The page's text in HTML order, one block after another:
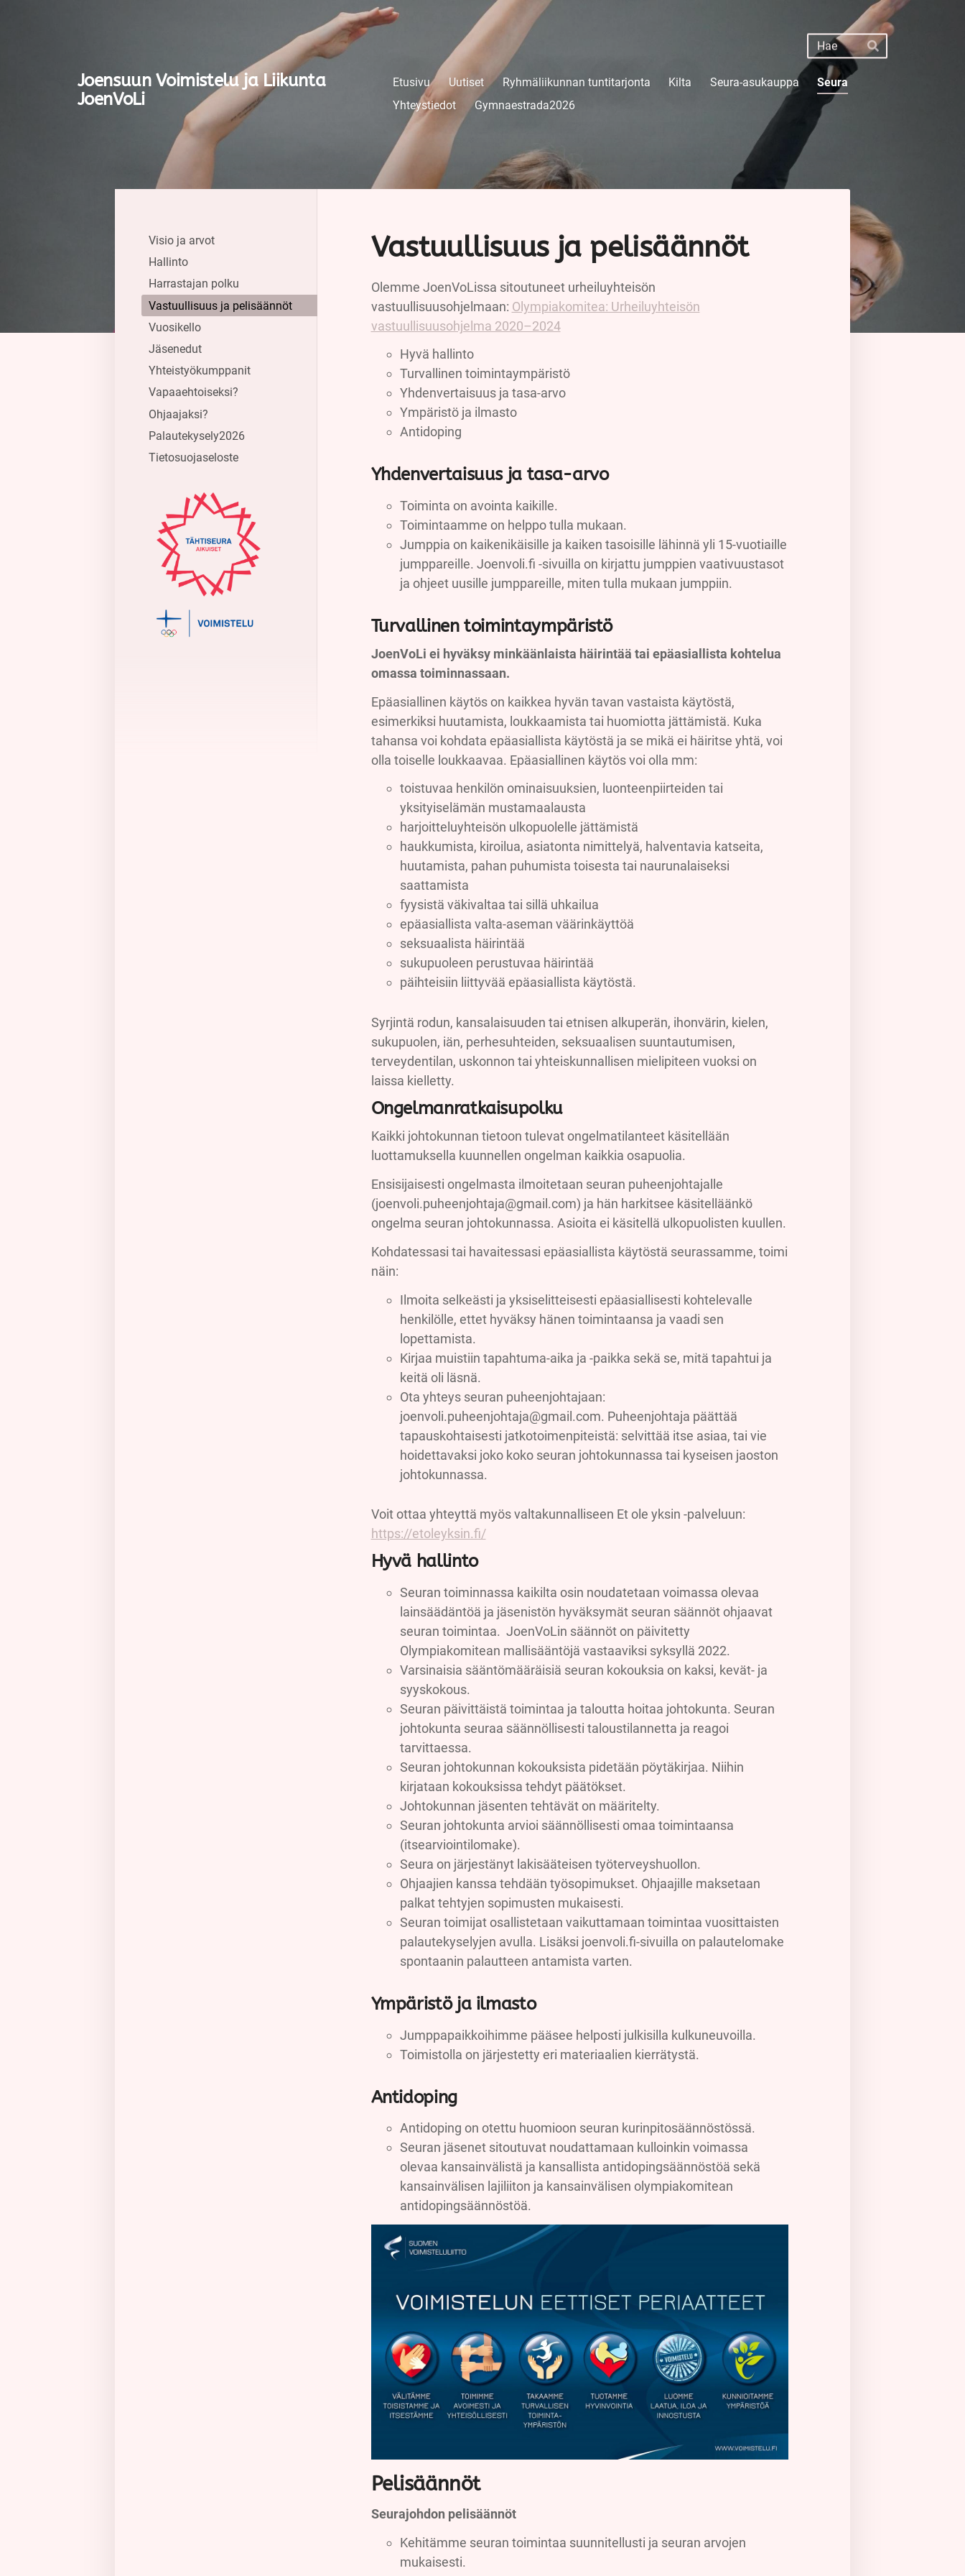
Haku
Hae
Joensuun Voimistelu ja Liikunta
JoenVoLi
Etusivu Uutiset Ryhmäliikunnan tuntitarjonta Kilta Seura-asukauppa
Seura
Yhteystiedot
Gymnaestrada2026
Visio ja arvot
Hallinto
Harrastajan polku
Vastuullisuus ja pelisäännöt
Vuosikello
Jäsenedut
Yhteistyökumppanit
Vapaaehtoiseksi?
Ohjaajaksi?
Palautekysely2026
Tietosuojaseloste
Vastuullisuus ja pelisäännöt
Olemme JoenVoLissa sitoutuneet urheiluyhteisön
vastuullisuusohjelmaan: Olympiakomitea: Urheiluyhteisön
vastuullisuusohjelma 2020–2024
Hyvä hallinto
Turvallinen toimintaympäristö
Yhdenvertaisuus ja tasa-arvo
Ympäristö ja ilmasto
Antidoping
Yhdenvertaisuus ja tasa-arvo
Toiminta on avointa kaikille.
Toimintaamme on helppo tulla mukaan.
Jumppia on kaikenikäisille ja kaiken tasoisille lähinnä yli 15-vuotiaille
jumppareille. Joenvoli.fi -sivuilla on kirjattu jumppien vaativuustasot
ja ohjeet uusille jumppareille, miten tulla mukaan jumppiin.
Turvallinen toimintaympäristö
JoenVoLi ei hyväksy minkäänlaista häirintää tai epäasiallista kohtelua
omassa toiminnassaan.
Epäasiallinen käytös on kaikkea hyvän tavan vastaista käytöstä,
esimerkiksi huutamista, loukkaamista tai huomiotta jättämistä. Kuka
tahansa voi kohdata epäasiallista käytöstä ja se mikä ei häiritse yhtä, voi
olla toiselle loukkaavaa. Epäasiallinen käytös voi olla mm:
toistuvaa henkilön ominaisuuksien, luonteenpiirteiden tai
yksityiselämän mustamaalausta
harjoitteluyhteisön ulkopuolelle jättämistä
haukkumista, kiroilua, asiatonta nimittelyä, halventavia katseita,
huutamista, pahan puhumista toisesta tai naurunalaiseksi
saattamista
fyysistä väkivaltaa tai sillä uhkailua
epäasiallista valta-aseman väärinkäyttöä
seksuaalista häirintää
sukupuoleen perustuvaa häirintää
päihteisiin liittyvää epäasiallista käytöstä.
Syrjintä rodun, kansalaisuuden tai etnisen alkuperän, ihonvärin, kielen,
sukupuolen, iän, perhesuhteiden, seksuaalisen suuntautumisen,
terveydentilan, uskonnon tai yhteiskunnallisen mielipiteen vuoksi on
laissa kielletty.
Ongelmanratkaisupolku
Kaikki johtokunnan tietoon tulevat ongelmatilanteet käsitellään
luottamuksella kuunnellen ongelman kaikkia osapuolia.
Ensisijaisesti ongelmasta ilmoitetaan seuran puheenjohtajalle
(joenvoli.puheenjohtaja@gmail.com) ja hän harkitsee käsitelläänkö
ongelma seuran johtokunnassa. Asioita ei käsitellä ulkopuolisten kuullen.
Kohdatessasi tai havaitessasi epäasiallista käytöstä seurassamme, toimi
näin:
Ilmoita selkeästi ja yksiselitteisesti epäasiallisesti kohtelevalle
henkilölle, ettet hyväksy hänen toimintaansa ja vaadi sen
lopettamista.
Kirjaa muistiin tapahtuma-aika ja -paikka sekä se, mitä tapahtui ja
keitä oli läsnä.
Ota yhteys seuran puheenjohtajaan:
joenvoli.puheenjohtaja@gmail.com. Puheenjohtaja päättää
tapauskohtaisesti jatkotoimenpiteistä: selvittää itse asiaa, tai vie
hoidettavaksi joko koko seuran johtokunnassa tai kyseisen jaoston
johtokunnassa.
Voit ottaa yhteyttä myös valtakunnalliseen Et ole yksin -palveluun:
https://etoleyksin.fi/
Hyvä hallinto
Seuran toiminnassa kaikilta osin noudatetaan voimassa olevaa
lainsäädäntöä ja jäsenistön hyväksymät seuran säännöt ohjaavat
seuran toimintaa. JoenVoLin säännöt on päivitetty
Olympiakomitean mallisääntöjä vastaaviksi syksyllä 2022.
Varsinaisia sääntömääräisiä seuran kokouksia on kaksi, kevät- ja
syyskokous.
Seuran päivittäistä toimintaa ja taloutta hoitaa johtokunta. Seuran
johtokunta seuraa säännöllisesti taloustilannetta ja reagoi
tarvittaessa.
Seuran johtokunnan kokouksista pidetään pöytäkirjaa. Niihin
kirjataan kokouksissa tehdyt päätökset.
Johtokunnan jäsenten tehtävät on määritelty.
Seuran johtokunta arvioi säännöllisesti omaa toimintaansa
(itsearviointilomake).
Seura on järjestänyt lakisääteisen työterveyshuollon.
Ohjaajien kanssa tehdään työsopimukset. Ohjaajille maksetaan
palkat tehtyjen sopimusten mukaisesti.
Seuran toimijat osallistetaan vaikuttamaan toimintaa vuosittaisten
palautekyselyjen avulla. Lisäksi joenvoli.fi-sivuilla on palautelomake
spontaanin palautteen antamista varten.
Ympäristö ja ilmasto
Jumppapaikkoihimme pääsee helposti julkisilla kulkuneuvoilla.
Toimistolla on järjestetty eri materiaalien kierrätystä.
Antidoping
Antidoping on otettu huomioon seuran kurinpitosäännöstössä.
Seuran jäsenet sitoutuvat noudattamaan kulloinkin voimassa
olevaa kansainvälistä ja kansallista antidopingsäännöstöä sekä
kansainvälisen lajiliiton ja kansainvälisen olympiakomitean
antidopingsäännöstöä.
Pelisäännöt
Seurajohdon pelisäännöt
Kehitämme seuran toimintaa suunnitellusti ja seuran arvojen
mukaisesti.